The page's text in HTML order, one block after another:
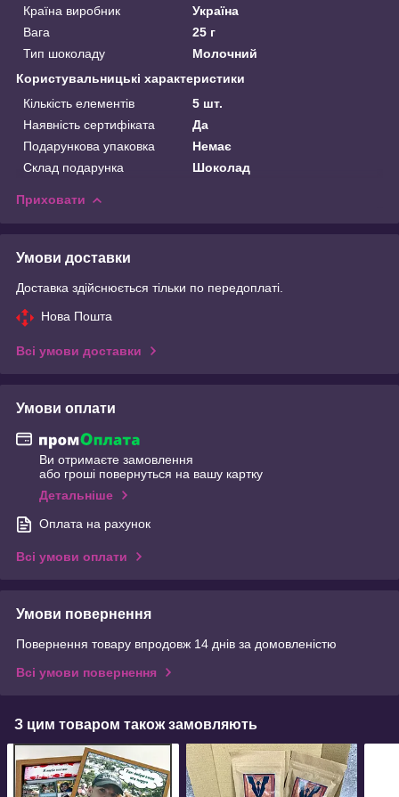
Країна виробник
Україна
Вага
25 г
Тип шоколаду
Молочний
Користувальницькі характеристики
Кількість елементів
5 шт.
Наявність сертифіката
Да
Подарункова упаковка
Немає
Склад подарунка
Шоколад
Приховати
Умови доставки
Доставка здійснюється тільки по передоплаті.
Нова Пошта
Всі умови доставки
Умови оплати
Ви отримаєте замовлення
або гроші повернуться на вашу картку
Детальніше
Оплата на рахунок
Всі умови оплати
Умови повернення
Повернення товару впродовж 14 днів за домовленістю
Всі умови повернення
З цим товаром також замовляють